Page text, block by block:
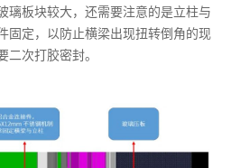
璃板块较大，还需要注意的是立柱与
固定，以防止横梁出现扭转倒角的现
次打胶密封。